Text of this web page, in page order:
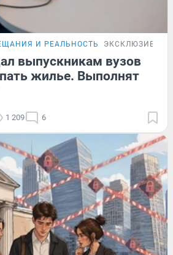
И РЕАЛЬНОСТЬ ЭКСКЛЮЗИВ
выпускникам вузов
жилье. Выполнят
1 209 6